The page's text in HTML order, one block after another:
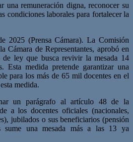
una remuneración digna, reconocer su
condiciones laborales para fortalecer la
2025 (Prensa Cámara). La Comisión
Cámara de Representantes, aprobó en
de ley que busca revivir la mesada 14
Esta medida pretende garantizar una
para los más de 65 mil docentes en el
medida.
un parágrafo al artículo 48 de la
a los docentes oficiales (nacionales,
jubilados o sus beneficiarios (pensión
sume una mesada más a las 13 ya